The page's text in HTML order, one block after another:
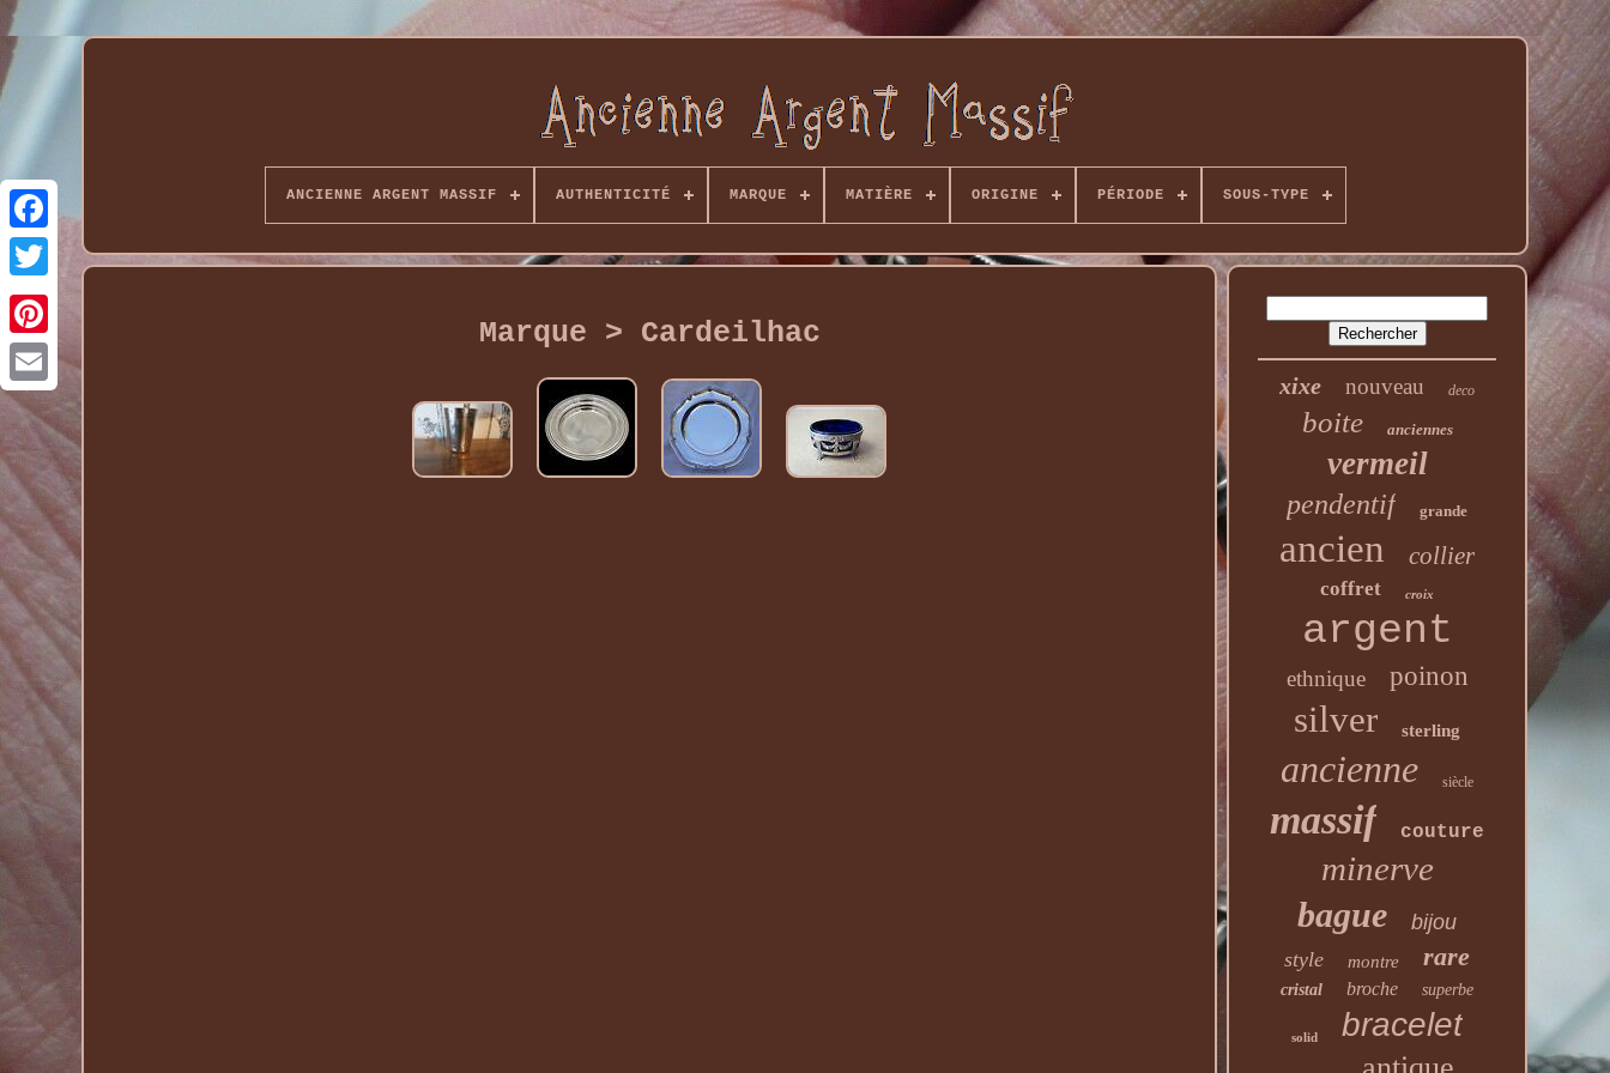
ANCIENNE ARGENT MASSIF AUTHENTICITÉ MARQUE MATIÈRE ORIGINE PÉRIODE SOUS-TYPE
Marque > Cardeilhac
xixe nouveau deco
boite anciennes
vermeil
pendentif grande
ancien collier
coffret croix
argent
ethnique poinon
silver sterling
ancienne siècle
massif couture
minerve
bague
bijou
style
montre rare
cristal broche superbe
solid bracelet